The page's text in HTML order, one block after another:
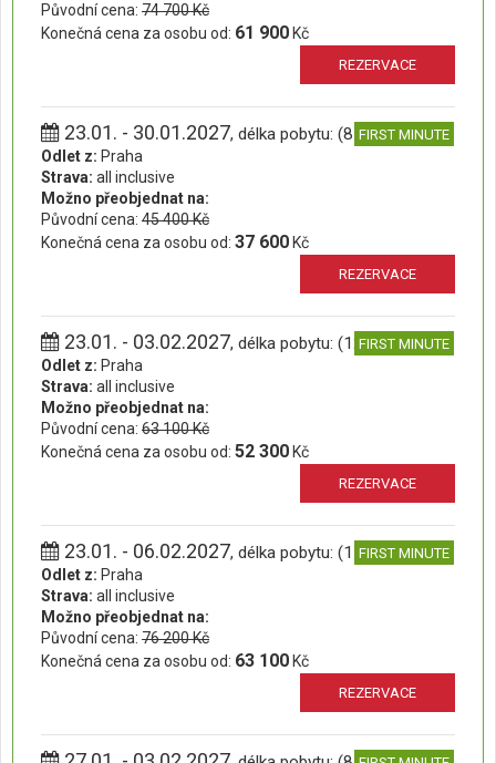
Původní cena: 74 700 Kč
Konečná cena za osobu od: 61 900 Kč
REZERVACE
23.01. - 30.01.2027, délka pobytu: (8 dní)FIRST MINUTE
Odlet z: Praha
Strava: all inclusive
Možno přeobjednat na:
Původní cena: 45 400 Kč
Konečná cena za osobu od: 37 600 Kč
REZERVACE
23.01. - 03.02.2027, délka pobytu: (12 dní)FIRST MINUTE
Odlet z: Praha
Strava: all inclusive
Možno přeobjednat na:
Původní cena: 63 100 Kč
Konečná cena za osobu od: 52 300 Kč
REZERVACE
23.01. - 06.02.2027, délka pobytu: (15 dní)FIRST MINUTE
Odlet z: Praha
Strava: all inclusive
Možno přeobjednat na:
Původní cena: 76 200 Kč
Konečná cena za osobu od: 63 100 Kč
REZERVACE